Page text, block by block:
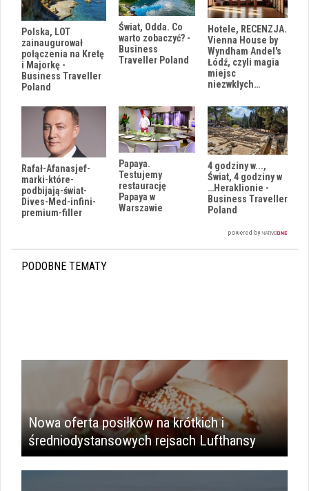
Polska, LOT
zainaugurował
połączenia na Kretę
i Majorkę -
Business Traveller
Poland
Świat, Odda. Co
warto zobaczyć? -
Business
Traveller Poland
Hotele, RECENZJA.
Vienna House by
Wyndham Andel's
Łódź, czyli magia
miejsc
niezwkłych…
Rafał-Afanasjef-
marki-które-
podbijają-świat-
Dives-Med-infini-
premium-filler
Papaya.
Testujemy
restaurację
Papaya w
Warszawie
4 godziny w...,
Świat, 4 godziny w
…Heraklionie -
Business Traveller
Poland
PODOBNE TEMATY
Nowa oferta posiłków na krótkich i
średniodystansowych rejsach Lufthansy